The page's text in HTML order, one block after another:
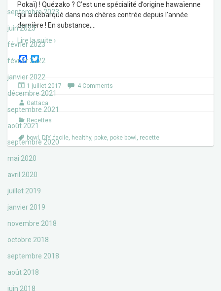
septembre 2023
juin 2023
février 2023
février 2022
janvier 2022
décembre 2021
septembre 2021
août 2021
septembre 2020
mai 2020
avril 2020
juillet 2019
janvier 2019
novembre 2018
octobre 2018
septembre 2018
août 2018
juin 2018
Pokaï) ! Quézako ? C’est une spécialité d’origine hawaïenne
qui a débarqué dans nos chères contrée depuis l’année
dernière ! En substance,
Lire la suite ›
F
a
c
e
b
o
o
k
T
w
i
t
t
e
r
1 juillet 2017 4 Comments
Gattaca
Recettes
bowl , DIY,facile, healthy, poke, poke bowl , recette